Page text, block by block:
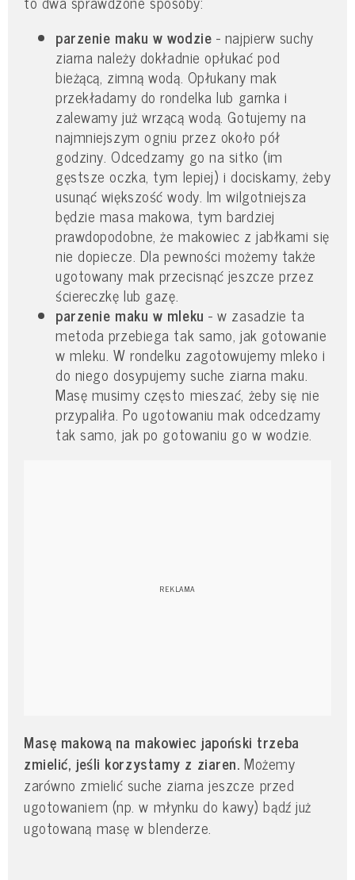
parzenie maku w wodzie - najpierw suchy
ziarna należy dokładnie opłukać pod
bieżącą, zimną wodą. Opłukany mak
przekładamy do rondelka lub garnka i
zalewamy już wrzącą wodą. Gotujemy na
najmniejszym ogniu przez około pół
godziny. Odcedzamy go na sitko (im
gęstsze oczka, tym lepiej) i dociskamy, żeby
usunąć większość wody. Im wilgotniejsza
będzie masa makowa, tym bardziej
prawdopodobne, że makowiec z jabłkami się
nie dopiecze. Dla pewności możemy także
ugotowany mak przecisnąć jeszcze przez
ściereczkę lub gazę.
parzenie maku w mleku- w zasadzie ta
metoda przebiega tak samo, jak gotowanie
w mleku. W rondelku zagotowujemy mleko i
do niego dosypujemy suche ziarna maku.
Masę musimy często mieszać, żeby się nie
przypaliła. Po ugotowaniu mak odcedzamy
tak samo, jak po gotowaniu go w wodzie.
Masę makową na makowiec japoński trzeba
zmielić, jeśli korzystamy z ziaren. Możemy
zarówno zmielić suche ziarna jeszcze przed
ugotowaniem (np. w młynku do kawy) bądź już
ugotowaną masę w blenderze.